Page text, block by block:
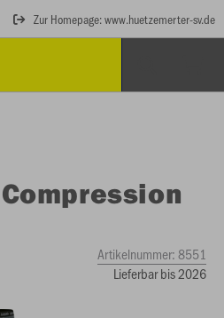
Zur Homepage: www.huetzemerter-sv.de
Compression
Artikelnummer:8551
Lieferbar bis 2026